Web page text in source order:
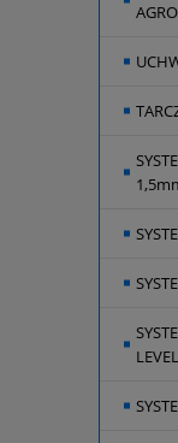
LEVEL